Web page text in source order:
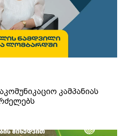
კამპანიას